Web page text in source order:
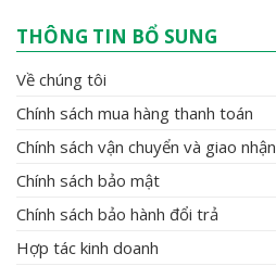
THÔNG TIN BỔ SUNG
Về chúng tôi
Chính sách mua hàng thanh toán
Chính sách vận chuyển và giao nhận
Chính sách bảo mật
Chính sách bảo hành đổi trả
Hợp tác kinh doanh